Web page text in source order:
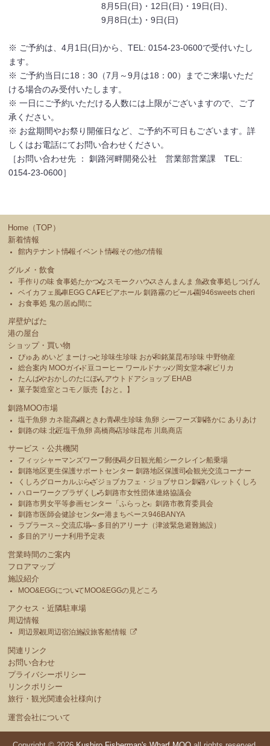
8月5日(日)・12日(日)・19日(日)、
9月8日(土)・9日(日)
※ ご予約は、4月1日(日)から、TEL: 0154-23-0600で受付いたし
ます。
※ ご予約当日に18：30（7月～9月は18：00）までご来場いただ
ける場合のみ受付いたします。
※ 一日にご予約いただける人数には上限がございますので、ご了
承ください。
※ お盆期間やお祭り開催日など、ご予約不可日もございます。詳
しくはお電話にてお問い合わせください。
［お問い合わせ先 ： 釧路河畔開発公社 営業部営業課 TEL:
0154-23-0600］
Home（TOP）
新着情報
館内テナント情報イベント情報その他の情報
グルメ・飲食
手作りの味 食事処たかつな スモークハウス さんまんま 魚政食事処しつげん
ベイカフェ風車EGG CAFEビアホール 釧路霧のビール園946sweets cheri
お食事処 鬼の居ぬ間に
岸壁炉ばた
港の屋台
ショップ・買い物
ぴゅあ めいど まーけっと珍味生珍味 おが和銘菓昆布珍味 中野物産
総合案内 MOOガイド 豆コーヒー ワールドナッツ 岡女堂本家 ピリカ
たんばやおかしのたにぽんアウトドアショップ EHAB
菓子製造室とコモノ販売【おと。】
釧路MOO市場
塩干魚卵 カネ龍高綱 ときわ青果生珍味 魚卵 シーフーズ釧路かに ありあけ
釧路の味 北匠塩干魚卵 高橋商店珍味昆布 川島商店
サービス・公共機関
フィッシャーマンズワーフ郵便局夕日観光船シークレイン船乗場
釧路地区更生保護サポートセンター 釧路地区保護司会観光交流コーナー
くしろグローカルぷらざジョブカフェ・ジョブサロン釧路パレットくしろ
ハローワークプラザくしろ釧路市女性団体連絡協議会
釧路市男女平等参画センター「ふらっと」釧路市教育委員会
釧路市医師会健診センター港まちベース946BANYA
ラプラース～交流広場～ 多目的アリーナ（津波緊急避難施設）
多目的アリーナ利用予定表
営業時間のご案内
フロアマップ
施設紹介
MOO&EGGについて MOO&EGGの見どころ
アクセス・近隣駐車場
周辺情報
周辺景観周辺宿泊施設旅客船情報
関連リンク
お問い合わせ
プライバシーポリシー
リンクポリシー
旅行・観光関連会社様向け
運営会社について